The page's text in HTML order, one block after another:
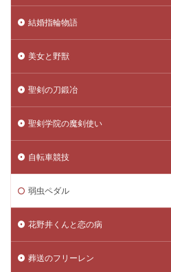
結婚指輪物語
美女と野獣
聖剣の刀鍛冶
聖剣学院の魔剣使い
自転車競技
弱虫ペダル
花野井くんと恋の病
葬送のフリーレン